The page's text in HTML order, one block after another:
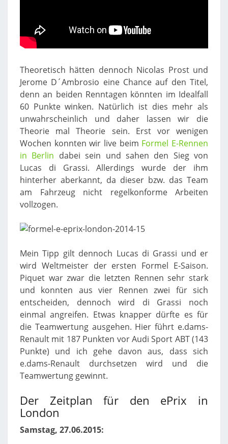
Theoretisch hätten dennoch Nicolas Prost und
Jerome D´Ambrosio eine Chance auf den Titel,
denn an beiden Renntagen könnten im Idealfall
60 Punkte winken. Natürlich ist dies mehr als
unwahrscheinlich und daher lassen wir die
Theorie mal Theorie sein. Erst vor wenigen
Wochen konnten wir live beim Formel E-Rennen
in Berlin dabei sein und sahen den Sieg von
Lucas di Grassi. Allerdings wurde der ihm
hinterher aberkannt, da dieser bzw. das Team
am Fahrzeug nicht regelkonforme Arbeiten
vollzogen.
Mein Tipp gilt dennoch Lucas di Grassi und er
wird Weltmeister der ersten Formel E-Saison.
Piquet war zwar die letzten Rennen sehr stark
und konnten aus vier Rennen zwei für sich
entscheiden, dennoch wird di Grassi noch
einmal angreifen. Etwas knapper dürfte es für
die Teamwertung ausgehen. Hier führt e.dams-
Renault mit 187 Punkten vor Audi Sport ABT (143
Punkte) und ich gehe davon aus, dass sich
e.dams-Renault durchsetzen wird und die
Teamwertung gewinnt.
Der Zeitplan für den ePrix in
London
Samstag, 27.06.2015: